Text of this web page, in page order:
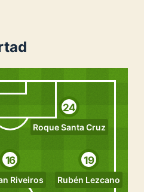
24
Roque Santa Cruz
16
Riveiros
19
Rubén Lezcano